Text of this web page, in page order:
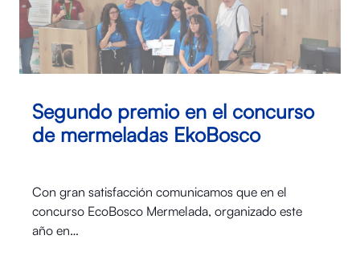
Segundo premio en el concurso
de mermeladas EkoBosco
Con gran satisfacción comunicamos que en el
concurso EcoBosco Mermelada, organizado este
año en…